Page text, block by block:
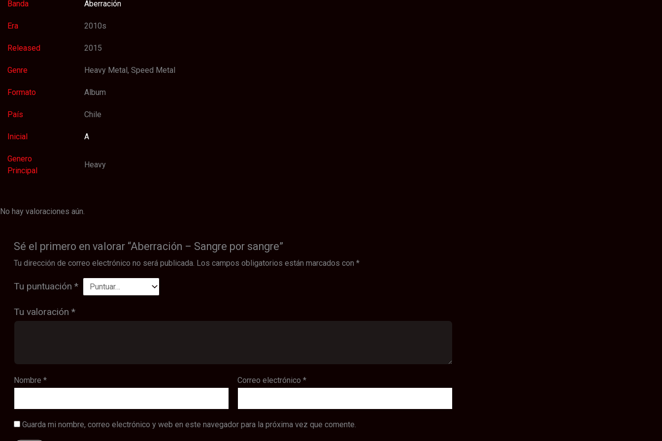
Banda Aberración
Era 2010s
Released 2015
Genre Heavy Metal, Speed Metal
Formato Album
País Chile
Inicial A
Genero
Principal
Heavy
No hay valoraciones aún.
Sé el primero en valorar “Aberración – Sangre por sangre”
Tu dirección de correo electrónico no será publicada. Los campos obligatorios están marcados con *
Tu puntuación *
Tu valoración *
Nombre * Correo electrónico*
Guarda mi nombre, correo electrónico y web en este navegador para la próxima vez que comente.